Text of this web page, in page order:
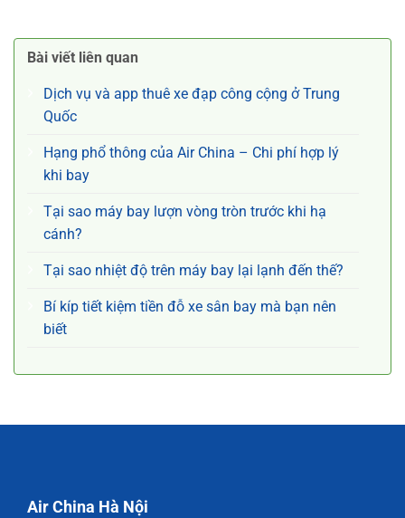
Bài viết liên quan
Dịch vụ và app thuê xe đạp công cộng ở Trung
Quốc
Hạng phổ thông của Air China – Chi phí hợp lý
khi bay
Tại sao máy bay lượn vòng tròn trước khi hạ
cánh?
Tại sao nhiệt độ trên máy bay lại lạnh đến thế?
Bí kíp tiết kiệm tiền đỗ xe sân bay mà bạn nên
biết
Air China Hà Nội